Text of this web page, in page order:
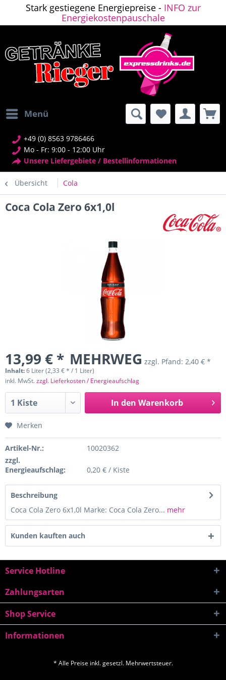
Stark gestiegene Energiepreise - INFO zur
Energiekostenpauschale
Menü
+49 (0) 8563 9786466
Mo - Fr: 9:00 - 12:00 Uhr
Unsere Liefergebiete / Bestellinformationen
Übersicht Cola
Coca Cola Zero 6x1,0l
13,99 € * MEHRWEG zzgl. Pfand: 2,40 € *
Inhalt:6 Liter (2,33 € * / 1 Liter)
inkl. MwSt.zzgl. Lieferkosten / Energieaufschlag
In den Warenkorb
Merken
Artikel-Nr.:
10020362
zzgl.
Energieaufschlag:
0,20 € / Kiste
Beschreibung
Coca Cola Zero 6x1,0l Marke: Coca Cola Zero... mehr
Kunden kauften auch
Service Hotline
Zahlungsarten
Shop Service
Informationen
* Alle Preise inkl. gesetzl. Mehrwertsteuer.